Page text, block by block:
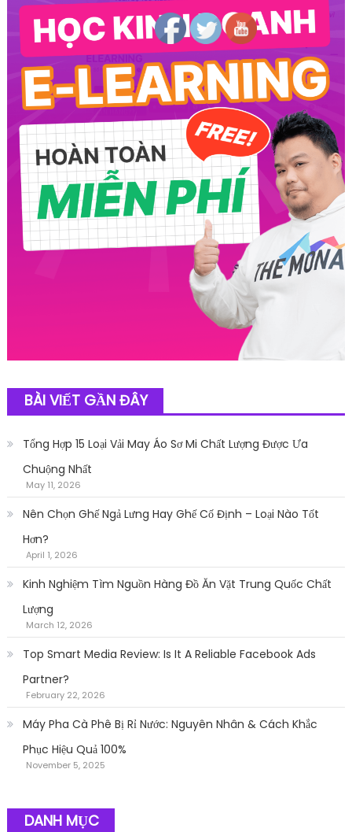
BÀI VIẾT GẦN ĐÂY
Tổng Hợp 15 Loại Vải May Áo Sơ Mi Chất Lượng Được Ưa
Chuộng Nhất
May 11, 2026
Nên Chọn Ghế Ngả Lưng Hay Ghế Cố Định – Loại Nào Tốt
Hơn?
April 1, 2026
Kinh Nghiệm Tìm Nguồn Hàng Đồ Ăn Vặt Trung Quốc Chất
Lượng
March 12, 2026
Top Smart Media Review: Is It A Reliable Facebook Ads
Partner?
February 22, 2026
Máy Pha Cà Phê Bị Rỉ Nước: Nguyên Nhân & Cách Khắc
Phục Hiệu Quả 100%
November 5, 2025
DANH MỤC